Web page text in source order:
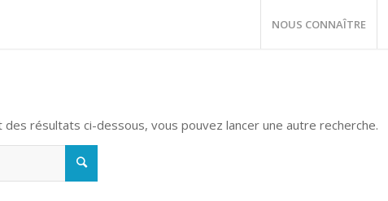
NOUS CONNAÎTRE
résultats ci-dessous, vous pouvez lancer une autre recherche.